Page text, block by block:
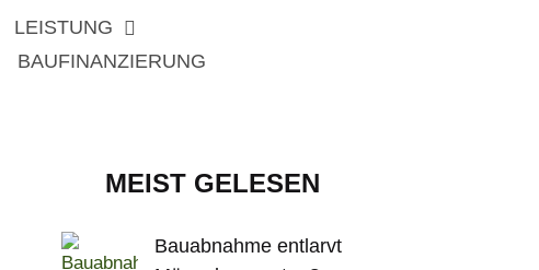
LEISTUNG
BAUFINANZIERUNG
MEIST GELESEN
Bauabnahme entlarvt